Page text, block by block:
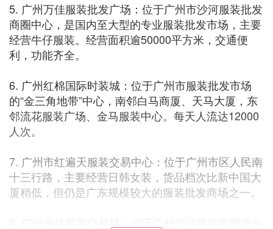
5. 广州万佳服装批发广场：位于广州市沙河服装批发
商圈中心，是国内至大型的专业服装批发市场，主要
经营牛仔服装。经营面积逾50000平方米，交通便
利，功能齐全。
6. 广州红棉国际时装城：位于广州市服装批发市场
的“金三角地带”中心，南邻白马商厦、天马大厦，东
邻流花服装广场、金马服装中心。每天人流达12000
人次。
7. 广州市红遍天服装交易中心：位于广州市区人民南
十三行路，主要经营日韩女装，货品档次比新中国大
厦稍低，但仍是广东规模较大的服装批发商场之一。